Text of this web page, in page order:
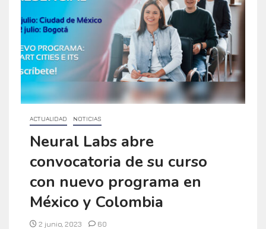
ACTUALIDAD NOTICIAS
Neural Labs abre
convocatoria de su curso
con nuevo programa en
México y Colombia
2 junio, 2023 60